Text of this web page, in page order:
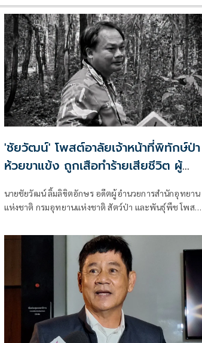
'ชัยวัฒน์' โพสต์อาลัยเจ้าหน้าที่พิทักษ์ป่า
ห้วยขาแข้ง ถูกเสือทำร้ายเสียชีวิต ผู้
อุทิศตนปกป้องผืนป่ามรดกโลก
นายชัยวัฒน์ ลิ้มลิขิตอักษร อดีตผู้อำนวยการสำนักอุทยาน
แห่งชาติ กรมอุทยานแห่งชาติ สัตว์ป่า และพันธุ์พืช โพสต์
ใหญ่..ห้วยขาแข้งวันนี้ เงียบงันลงด้วยความโศกเศร้า เมื่อ
ต้องสูญเสียบุคลากรผู้เสียสละอย่างไม่มีวันกลับ..